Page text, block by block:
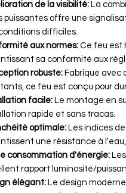
de la visibilité:La
puissantes offre une
difficiles.
aux normes: Ce feu est
sa conformité aux
robuste:Fabriqué avec
ce feu est conçu pour
facile:Le montage en
rapide et sans tracas.
optimale: Les indices
une résistance à
consommation d'énergie:
rapport luminosité/
élégant:Le design